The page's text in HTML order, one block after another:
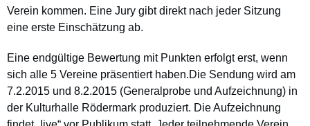
Verein kommen. Eine Jury gibt direkt nach jeder Sitzung
eine erste Einschätzung ab.
Eine endgültige Bewertung mit Punkten erfolgt erst, wenn
sich alle 5 Vereine präsentiert haben.Die Sendung wird am
7.2.2015 und 8.2.2015 (Generalprobe und Aufzeichnung) in
der Kulturhalle Rödermark produziert. Die Aufzeichnung